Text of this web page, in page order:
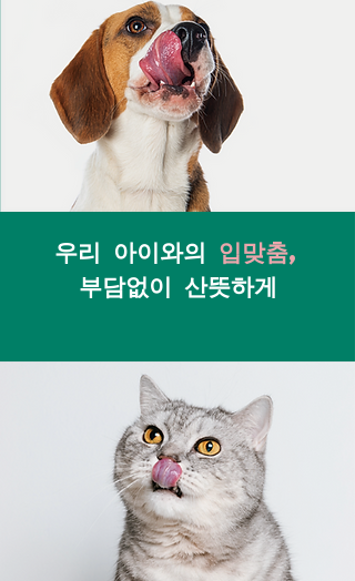
우리 아이와의 입맞춤,
부담없이 산뜻하게